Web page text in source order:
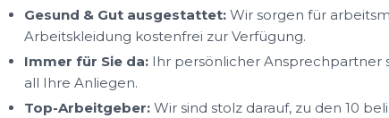
Gesund & Gut ausgestattet: Wir sorgen für
Arbeitskleidung kostenfrei zur Verfügung.
Immer für Sie da: Ihr persönlicher Ansprechpartner
all Ihre Anliegen.
Top-Arbeitgeber: Wir sind stolz darauf, zu den 10